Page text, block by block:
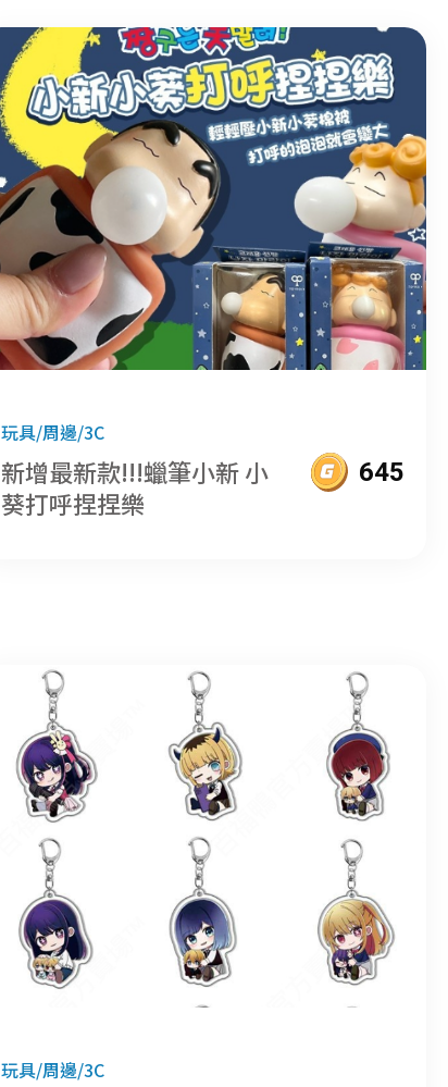
玩具/周邊/3C
新增最新款!!!蠟筆小新 小
葵打呼捏捏樂
645
玩具/周邊/3C